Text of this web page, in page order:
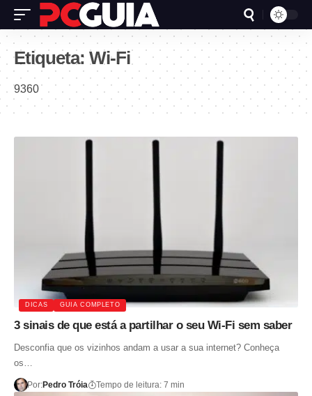
Etiqueta: Wi-Fi
9360
DICAS GUIA COMPLETO
3 sinais de que está a partilhar o seu Wi-Fi sem saber
Desconfia que os vizinhos andam a usar a sua internet? Conheça
os…
Por:Pedro Tróia Tempo de leitura: 7 min